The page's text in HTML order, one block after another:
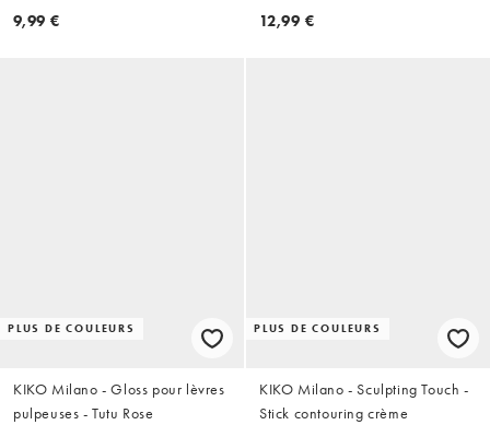
Bloomberry
9,99 €
- 44 Disruptive Brown
12,99 €
PLUS DE COULEURS
KIKO Milano - Gloss pour lèvres
pulpeuses - Tutu Rose
PLUS DE COULEURS
KIKO Milano - Sculpting Touch -
Stick contouring crème